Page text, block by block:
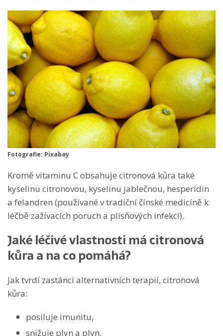
Fotografie: Pixabay
Kromě vitaminu C obsahuje citronová kůra také
kyselinu citronovou, kyselinu jablečnou, hesperidin
a felandren (používané v tradiční čínské medicíně k
léčbě zažívacích poruch a plísňových infekcí).
Jaké léčivé vlastnosti má citronová
kůra a na co pomáhá?
Jak tvrdí zastánci alternativních terapií, citronová
kůra:
posiluje imunitu,
snižuje plyn a plyn,